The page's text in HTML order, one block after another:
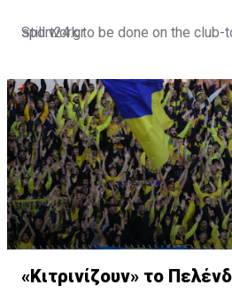
Still work to be done on the club-
Not a done deal yet, but Mahrez
Al-Ahli hope to move fast.🇸🇦
pic.twitter.com/Z0SmniQXIP
— Ben Jacobs (@JacobsBen)
sport24.gr
«Κιτρινίζουν» το